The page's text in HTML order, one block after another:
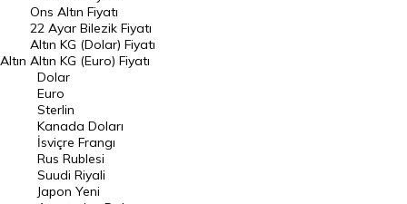
Döviz Kuru
Dolar Kuru
Euro Kuru
Pound Kuru
Frank Kuru
Riyal Kuru
Avustralya Doları
Altın
Ons Altın Fiyatı
22 Ayar Bilezik Fiyatı
Altın KG (Dolar) Fiyatı
Altın KG (Euro) Fiyatı
Dolar
Euro
Sterlin
Kanada Doları
İsviçre Frangı
Rus Rublesi
Suudi Riyali
Japon Yeni